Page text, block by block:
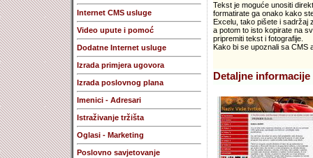
Internet CMS usluge
Video upute i pomoć
Dodatne Internet usluge
Izrada primjera ugovora
Izrada poslovnog plana
Imenici - Adresari
Istraživanje tržišta
Oglasi - Marketing
Poslovno savjetovanje
Tekst je moguće unositi
formatirate ga onako kako
Excelu, tako pišete i sadržaj
a potom to isto kopirate na
pripremiti tekst i fotografije.
Kako bi se upoznali sa CMS
Detaljne